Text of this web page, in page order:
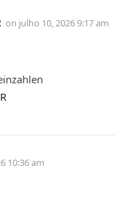
on julho 10, 2026 9:17 am
10:36 am